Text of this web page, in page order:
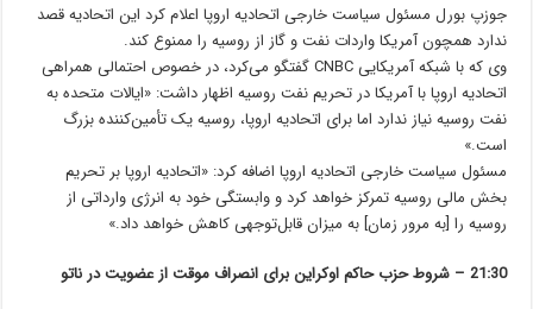
جوزپ بورل مسئول سیاست خارجی اتحادیه اروپا اعلام کرد این اتحادیه قصد
ندارد همچون آمریکا واردات نفت و گاز از روسیه را ممنوع کند.
وی که با شبکه آمریکایی CNBC گفتگو می‌کرد، در خصوص احتمالی همراهی
اتحادیه اروپا با آمریکا در تحریم نفت روسیه اظهار داشت: «ایالات متحده به
نفت روسیه نیاز ندارد اما برای اتحادیه اروپا، روسیه یک تأمین‌کننده بزرگ
است.»
مسئول سیاست خارجی اتحادیه اروپا اضافه کرد: «اتحادیه اروپا بر تحریم‌
بخش‌ مالی روسیه تمرکز خواهد کرد و وابستگی خود به انرژی وارداتی از
روسیه را [به مرور زمان] به میزان قابل‌توجهی کاهش خواهد داد.»
21:30 – شروط حزب حاکم اوکراین برای انصراف موقت از عضویت در ناتو